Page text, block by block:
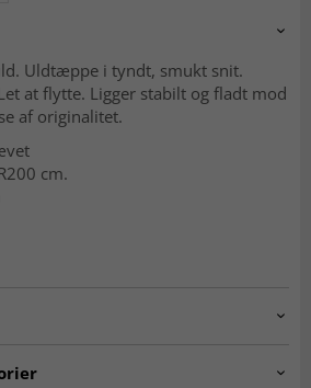
Uldtæppe i tyndt, smukt snit.
at flytte. Ligger stabilt og fladt mod
af originalitet.
cm.